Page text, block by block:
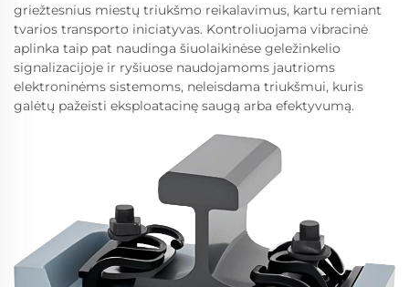
griežtesnius miestų triukšmo reikalavimus, kartu remiant
tvarios transporto iniciatyvas. Kontroliuojama vibracinė
aplinka taip pat naudinga šiuolaikinėse geležinkelio
signalizacijoje ir ryšiuose naudojamoms jautrioms
elektroninėms sistemoms, neleisdama triukšmui, kuris
galėtų pažeisti eksploatacinę saugą arba efektyvumą.